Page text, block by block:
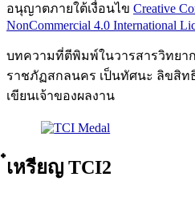
อนุญาตภายใต้เงื่อนไข Creative
NonCommercial 4.0 International
บทความที่ตีพิมพ์ในวารสารวิทยา
ราชภัฏสกลนคร เป็นทัศนะ ลิขสิท
เขียนเจ้าของผลงาน
๋เหรียญ TCI2